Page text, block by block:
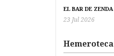
EL BAR DE ZENDA
23 Jul 2026
Hemeroteca